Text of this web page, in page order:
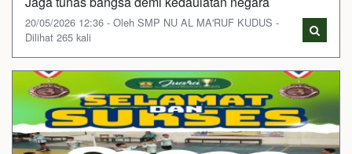
20/05/2026 12:36 - Oleh SMP NU AL MA'RUF KUDUS -
Dilihat 265 kali